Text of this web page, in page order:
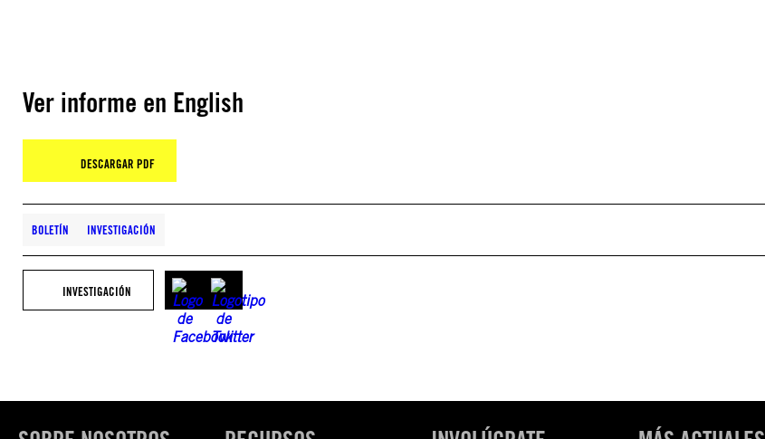
Ver informe en English
DESCARGAR PDF
BOLETÍN INVESTIGACIÓN
INVESTIGACIÓN